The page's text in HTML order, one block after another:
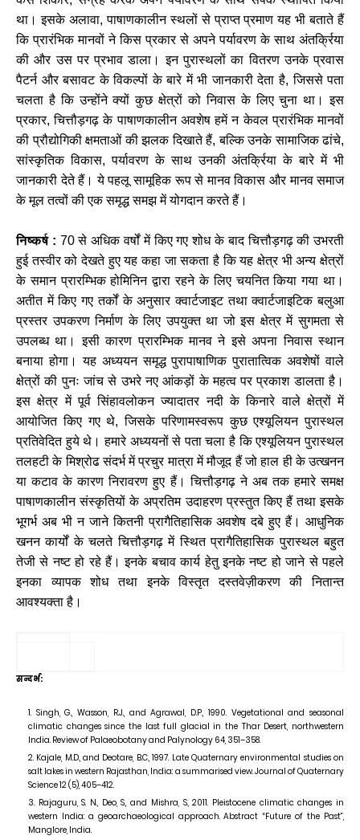
था। इसके अलावा,पाषाणकालीन स्थलों से प्राप्त प्रमाण यह भी बताते हैं
कि प्रारंभिक मानवों ने किस प्रकार से अपने पर्यावरण के साथ अंतर्क्रिया
की और उस पर प्रभाव डाला। इन पुरास्थलों का वितरण उनके प्रवास
पैटर्न और बसावट के विकल्पों के बारे में भी जानकारी देता है,जिससे पता
चलता है कि उन्होंने क्यों कुछ क्षेत्रों को निवास के लिए चुना था।
इस
प्रकार,चित्तौड़गढ़ के पाषाणकालीन अवशेष हमें न केवल प्रारंभिक मानवों
की प्रौद्योगिकी क्षमताओं की झलक दिखाते हैं,बल्कि उनके सामाजिक ढांचे,
सांस्कृतिक विकास,पर्यावरण के साथ उनकी अंतर्क्रिया के बारे में भी
जानकारी देते हैं। ये पहलू सामूहिक रूप से मानव विकास और मानव समाज
के मूल तत्वों की एक समृद्ध समझ में योगदान करते हैं।
निष्कर्ष: 70से अधिक वर्षों में किए गए शोध के बाद चित्तौड़गढ़ की उभरती
हुई तस्वीर को देखते हुए यह कहा जा सकता है कि यह क्षेत्र भी अन्य क्षेत्रों
के समान प्रारम्भिक होमिनिन द्वारा रहने के लिए चयनित किया गया था।
अतीत में किए गए तर्कों के अनुसार क्वार्टजाइट तथा क्वार्टजाइटिक बलुआ
प्रस्तर उपकरण निर्माण के लिए उपयुक्त था जो इस क्षेत्र में सुगमता से
उपलब्ध था। इसी कारण प्रारम्भिक मानव ने इसे अपना निवास स्थान
बनाया होगा। यह अध्ययन समृद्ध पुरापाषाणिक पुरातात्विक अवशेषों वाले
क्षेत्रों की पुनः जांच से उभरे नए आंकड़ों के महत्व पर प्रकाश डालता है।
इस क्षेत्र में पूर्व सिंहावलोकन ज्यादातर नदी के किनारे वाले क्षेत्रों में
आयोजित किए गए थे,जिसके परिणामस्वरूप कुछ एश्यूलियन पुरास्थल
प्रतिवेदित हुये थे। हमारे अध्ययनों से पता चला है कि एश्यूलियन पुरास्थल
तलहटी के मिश्रोढ संदर्भ में प्रचुर मात्रा में मौजूद हैं जो हाल ही के उत्खनन
या कटाव के कारण निरावरण हुए हैं। चित्तौड़गढ़ ने अब तक हमारे समक्ष
पाषाणकालीन संस्कृतियों के अप्रतिम उदाहरण प्रस्तुत किए हैं तथा इसके
भूगर्भ अब भी न जाने कितनी प्रागैतिहासिक अवशेष दबे हुए हैं। आधुनिक
खनन कार्यों के चलते चित्तौड़गढ़ में स्थित प्रागैतिहासिक पुरास्थल बहुत
तेजी से नष्ट हो रहे हैं। इनके बचाव कार्य हेतु इनके नष्ट हो जाने से पहले
इनका
व्यापक शोध तथा इनके विस्तृत दस्तवेज़ीकरण की
नितान्त
आवश्यक्ता है।
सन्दर्भ:
Singh, G., Wasson, R.J., and Agrawal, D.P., 1990. Vegetational and seasonal
climatic changes since the last full glacial in the Thar Desert, northwestern
India. Review of Palaeobotany and Palynology 64 351–358.
Kajale, M.D., and Deotare, B.C.,1997. Late Quaternary environmental studies on
salt lakes in western Rajasthan, India: a summarised view. Journal of Quaternary
Science12 (5) 405–412.
Rajaguru, S. N., Deo, S., and Mishra, S.,2011. Pleistocene climatic changes in
western India: a geoarchaeological approach. Abstract “Future of the Past”,
Manglore, India.